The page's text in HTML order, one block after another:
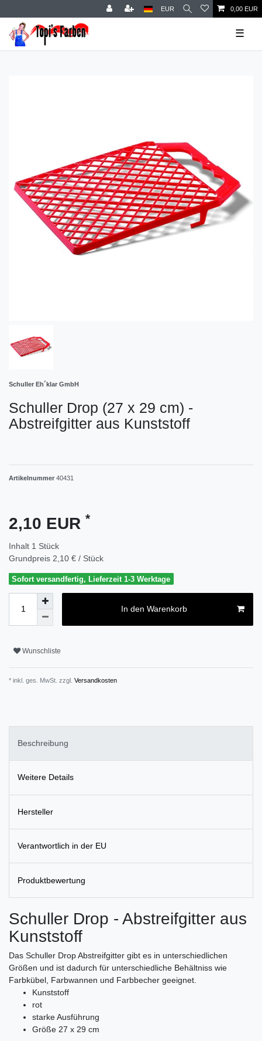
EUR 0,00 EUR
☰
Schuller Eh´klar GmbH
Schuller Drop (27 x 29 cm) -
Abstreifgitter aus Kunststoff
Artikelnummer 40431
2,10 EUR *
Inhalt 1 Stück
Grundpreis 2,10 € / Stück
Sofort versandfertig, Lieferzeit 1-3 Werktage
In den Warenkorb
Wunschliste
* inkl. ges. MwSt. zzgl. Versandkosten
Beschreibung
Weitere Details
Hersteller
Verantwortlich in der EU
Produktbewertung
Schuller Drop - Abstreifgitter aus
Kunststoff
Das Schuller Drop Abstreifgitter gibt es in unterschiedlichen
Größen und ist dadurch für unterschiedliche Behältniss wie
Farbkübel, Farbwannen und Farbbecher geeignet.
Kunststoff
rot
starke Ausführung
Größe 27 x 29 cm